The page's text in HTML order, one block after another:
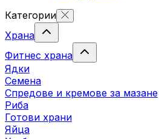
Категории
Храна
Фитнес храна
Ядки
Семена
Спредове и кремове за мазане
Риба
Готови храни
Яйца